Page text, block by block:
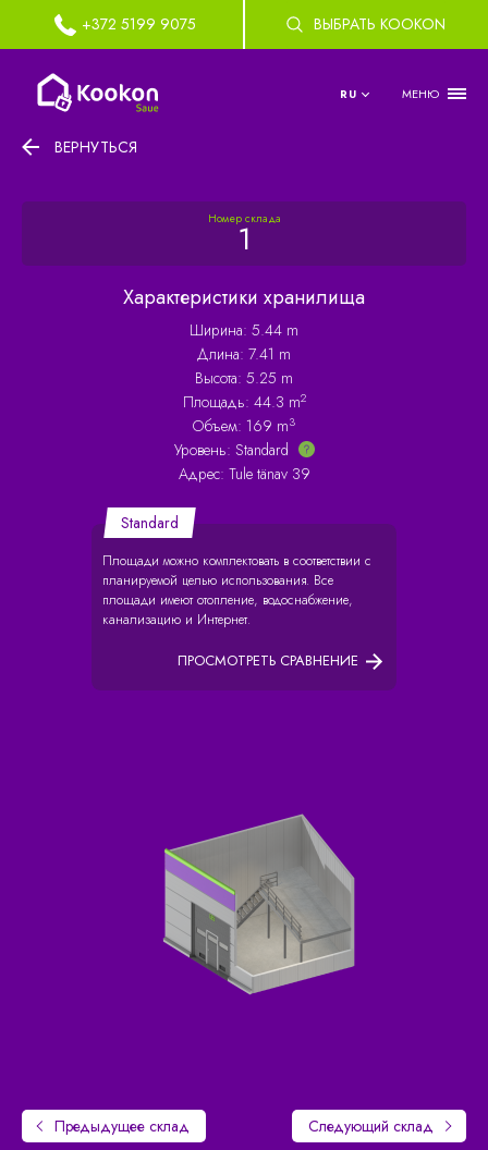
+372 5199 9075 ВЫБРАТЬ KOOKON
RU
ВЕРНУТЬСЯ
Номер склада
1
Характеристики хранилища
Ширина: 5.44 m
Длина: 7.41 m
Высота: 5.25 m
Площадь: 44.3 m2
Объем: 169 m3
Уровень: Standard
Адрес: Tule tänav 39
Standard
Площади можно комплектовать в соответствии с
планируемой целью использования. Все
площади имеют отопление, водоснабжение,
канализацию и Интернет.
ПРОСМОТРЕТЬ СРАВНЕНИЕ
Предыдущее склад Следующий склад
МЕНЮ